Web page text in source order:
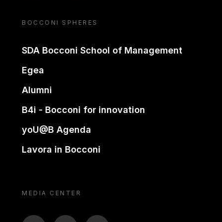
BOCCONI SPHERES
SDA Bocconi School of Management
Egea
Alumni
B4i - Bocconi for innovation
yoU@B Agenda
Lavora in Bocconi
MEDIA CENTER